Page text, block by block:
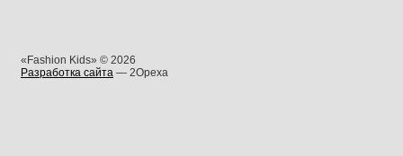
«Fashion Kids» © 2026
Разработка сайта — 2Opexa